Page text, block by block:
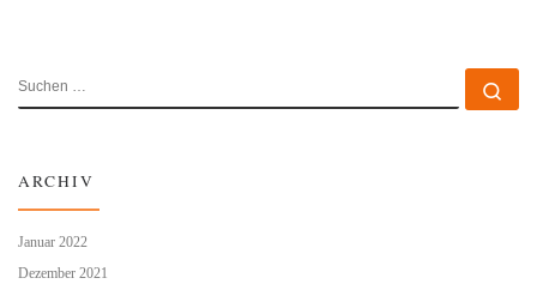
SUCHE
ARCHIV
Januar 2022
Dezember 2021